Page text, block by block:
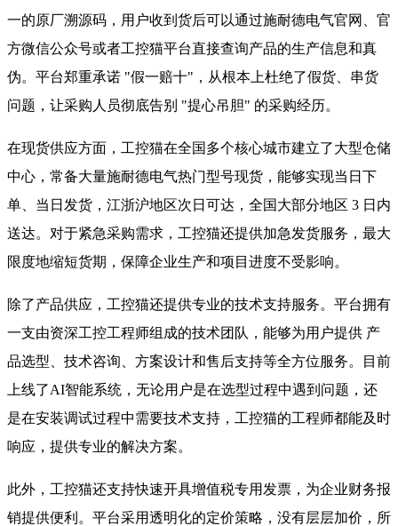
一的原厂溯源码，用户收到货后可以通过施耐德电气官网、官
方微信公众号或者工控猫平台直接查询产品的生产信息和真
伪。平台郑重承诺 "假一赔十"，从根本上杜绝了假货、串货
问题，让采购人员彻底告别 "提心吊胆" 的采购经历。
在现货供应方面，工控猫在全国多个核心城市建立了大型仓储
中心，常备大量施耐德电气热门型号现货，能够实现当日下
单、当日发货，江浙沪地区次日可达，全国大部分地区 3 日内
送达。对于紧急采购需求，工控猫还提供加急发货服务，最大
限度地缩短货期，保障企业生产和项目进度不受影响。
除了产品供应，工控猫还提供专业的技术支持服务。平台拥有
一支由资深工控工程师组成的技术团队，能够为用户提供 产
品选型、技术咨询、方案设计和售后支持等全方位服务。目前
上线了AI智能系统，无论用户是在选型过程中遇到问题，还
是在安装调试过程中需要技术支持，工控猫的工程师都能及时
响应，提供专业的解决方案。
此外，工控猫还支持快速开具增值税专用发票，为企业财务报
销提供便利。平台采用透明化的定价策略，没有层层加价，所